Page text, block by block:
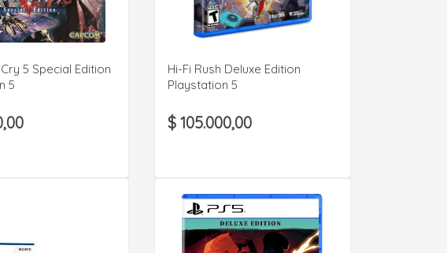
5 Special Edition
5
Hi-Fi Rush Deluxe Edition
Playstation 5
$ 105.000,00
VER DETALLE